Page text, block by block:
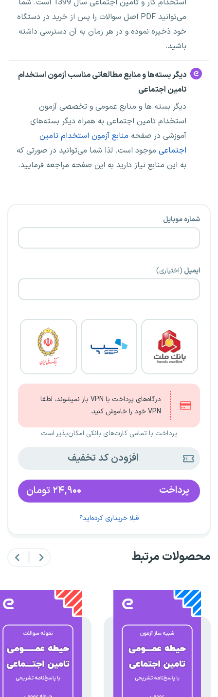
استخدام کار و تامین اجتماعی سال 1399 است. شما
می‌توانید PDF
اصل سوالات را پس از خرید در دستگاه
خود ذخیره نموده و در هر زمان به آن دسترسی داشته
باشید.
دیگر بسته‌ها و منابع مطالعاتی مناسب آزمون استخدام
تامین اجتماعی
دیگر بسته ها و منابع عمومی و تخصصی آزمون
استخدام تامین اجتماعی به همراه دیگر بسته‌های
آموزشی در صفحه منابع آزمون استخدام تامین
اجتماعی موجود است. لذا شما می‌توانید در صورتی که
به این منابع نیاز دارید به این صفحه مراجعه فرمایید.
شماره موبایل
ایمیل (اختیاری)
درگاه‌های پرداخت با VPN باز نمیشوند، لطفا
VPN خود را خاموش کنید.
پرداخت با تمامی کارت‌های بانکی امکان‌پذیر است
افزودن کد تخفیف
پرداخت ۲۴,۹۰۰ تومان
قبلا خریداری کرده‌اید؟
محصولات مرتبط